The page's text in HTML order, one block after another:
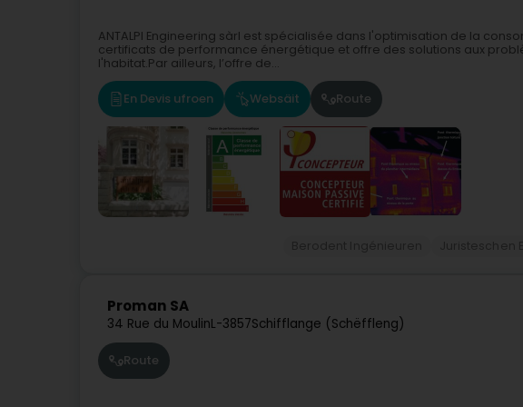
ANTALPI Engineering sàrl est spécialisée dans l'optimisation de la
certificats de performance énergétique et offre des solutions aux
l'habitat.Par ailleurs, l’offre de...
En Devis ufroen Websäit Route
Proman SA
34 Rue du MoulinL-3857Schifflange (Schëffleng)
Route